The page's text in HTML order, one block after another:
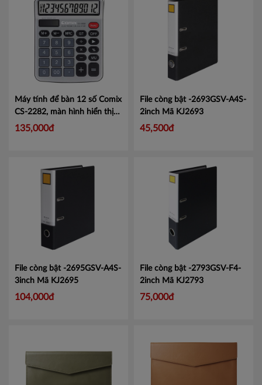
Máy tính để bàn 12 số Comix
CS-2282, màn hình hiển thị
lớn tiện lợi.
135,000đ
File còng bật -2693GSV-A4S-
2inch Mã KJ2693
45,500đ
File còng bật -2695GSV-A4S-
3inch Mã KJ2695
104,000đ
File còng bật -2793GSV-F4-
2inch Mã KJ2793
75,000đ